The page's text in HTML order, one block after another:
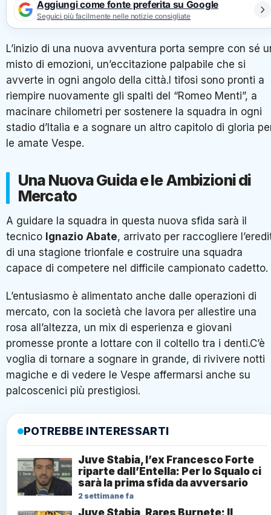
Aggiungi come fonte preferita su Google
Seguici più facilmente nelle notizie consigliate
L’inizio di una nuova avventura porta sempre con sé
misto di emozioni, un’eccitazione palpabile che si
avverte in ogni angolo della città.I tifosi sono pronti a
riempire nuovamente gli spalti del “Romeo Menti”, a
macinare chilometri per sostenere la squadra in ogni
stadio d’Italia e a sognare un altro capitolo di gloria
le amate Vespe.
Una Nuova Guida e le Ambizioni di
Mercato
A guidare la squadra in questa nuova sfida sarà il
tecnico Ignazio Abate, arrivato per raccogliere
di una stagione trionfale e costruire una squadra
capace di competere nel difficile campionato cadetto.
L’entusiasmo è alimentato anche dalle operazioni di
mercato, con la società che lavora per allestire una
rosa all’altezza, un mix di esperienza e giovani
promesse pronte a lottare con il coltello tra i denti.C’è
voglia di tornare a sognare in grande, di rivivere notti
magiche e di vedere le Vespe affermarsi anche su
palcoscenici più prestigiosi.
POTREBBE INTERESSARTI
Juve Stabia, l’ex Francesco Forte
riparte dall’Entella: Per lo Squalo ci
sarà la prima sfida da avversario
2 settimane fa
Juve Stabia, Rares Burnete: Il